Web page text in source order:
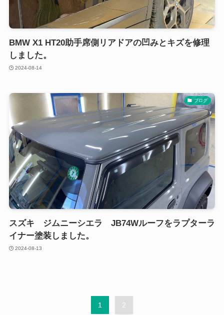
BMW X1 HT20助手席側リアドアの凹みとキズを修理
しました。
2024-08-14
ブログ
スズキ ジムニーシエラ JB74Wルーフをラプターラ
イナー塗装しました。
2024-08-13
1 2